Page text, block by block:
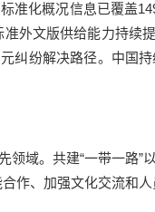
准化概况信息已覆盖
外文版供给能力持续
纠纷解决路径。中国
领域。共建“一带一路
作、加强文化交流和